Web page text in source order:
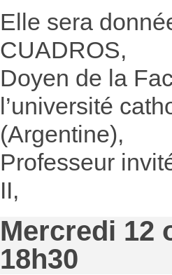
Elle sera
CUADROS,
Doyen de la
l’université
(Argentine),
Professeur
II,
Mercredi 12
18h30